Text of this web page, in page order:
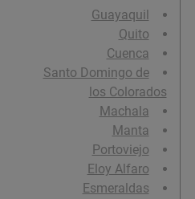
Guayaquil
Quito
Cuenca
Santo Domingo de
los Colorados
Machala
Manta
Portoviejo
Eloy Alfaro
Esmeraldas